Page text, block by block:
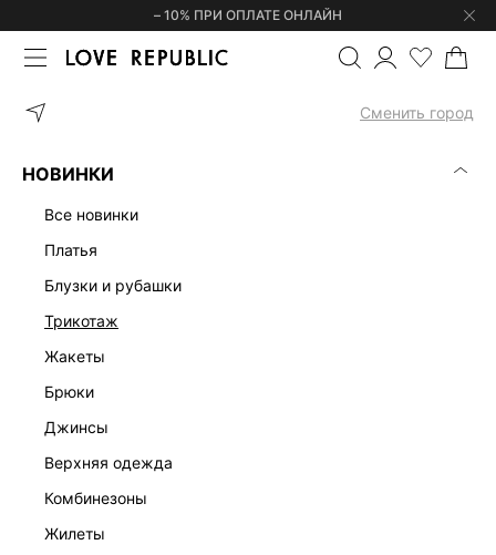
– 10% ПРИ ОПЛАТЕ ОНЛАЙН
Сменить город
НОВИНКИ
все новинки
платья
блузки и рубашки
трикотаж
жакеты
брюки
джинсы
верхняя одежда
комбинезоны
жилеты
ГЛАВНАЯ ПРЯМЫЕ ДЖИНСЫ